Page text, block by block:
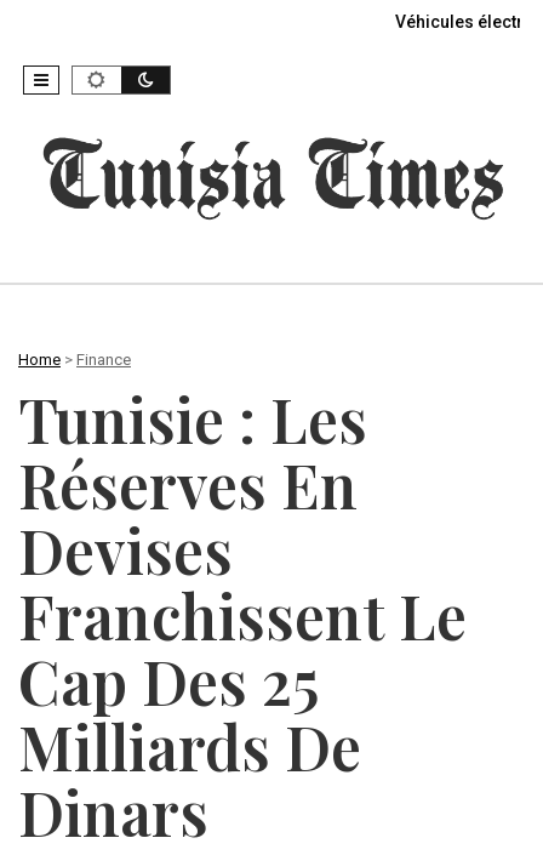
Véhicules
Home > Finance
Tunisie : Les
Réserves En
Devises
Franchissent Le
Cap Des 25
Milliards De
Dinars